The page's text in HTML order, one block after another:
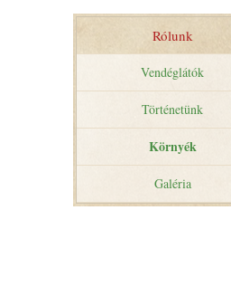
Rólunk
Vendéglátók
Történetünk
Környék
Galéria